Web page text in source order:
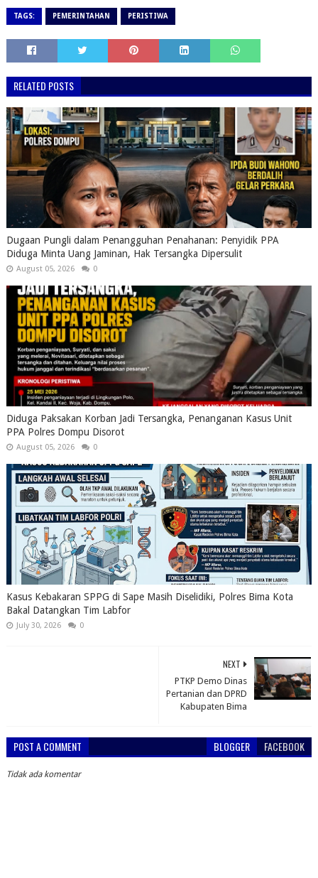
TAGS: PEMERINTAHAN PERISTIWA
RELATED POSTS
Dugaan Pungli dalam Penangguhan Penahanan: Penyidik PPA
Diduga Minta Uang Jaminan, Hak Tersangka Dipersulit
August 05, 2026 0
Diduga Paksakan Korban Jadi Tersangka, Penanganan Kasus Unit
PPA Polres Dompu Disorot
August 05, 2026 0
Kasus Kebakaran SPPG di Sape Masih Diselidiki, Polres Bima Kota
Bakal Datangkan Tim Labfor
July 30, 2026 0
NEXT
PTKP Demo Dinas
Pertanian dan DPRD
Kabupaten Bima
POST A COMMENT BLOGGER FACEBOOK
Tidak ada komentar